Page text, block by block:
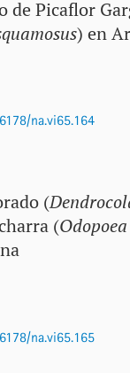
de Picaflor
) en
na.vi65.164
(
(
na.vi65.165